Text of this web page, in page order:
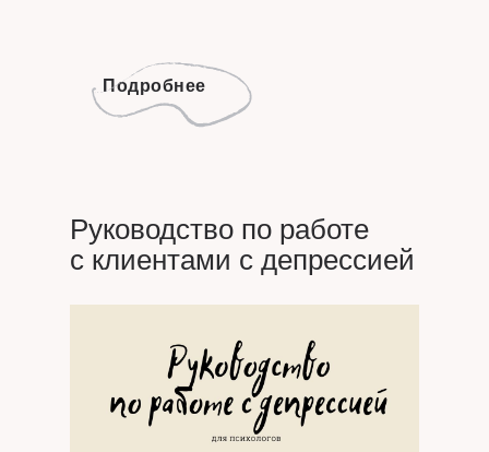
Подробнее
Руководство по работе
с клиентами с депрессией